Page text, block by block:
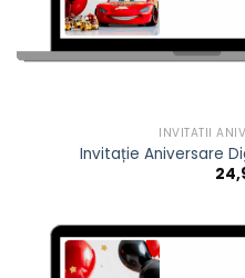
INVITATII
Invitație Aniversare